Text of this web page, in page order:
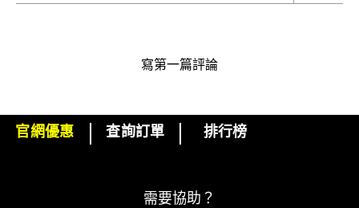
寫第一篇評論
下單即可挑選精美小贈品！
官網優惠 查詢訂單 排行榜
需要協助？